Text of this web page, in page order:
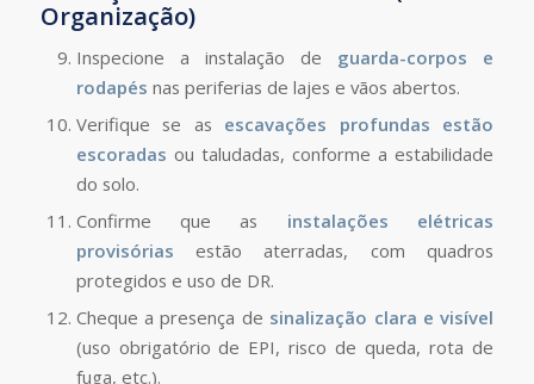
Organização)
Inspecione a instalação de guarda-corpos e
rodapés nas periferias de lajes e vãos abertos.
Verifique se as escavações profundas estão
escoradas ou taludadas, conforme a estabilidade
do solo.
Confirme que as instalações elétricas
provisórias estão aterradas, com quadros
protegidos e uso de DR.
Cheque a presença de sinalização clara e visível
(uso obrigatório de EPI, risco de queda, rota de
fuga, etc.).